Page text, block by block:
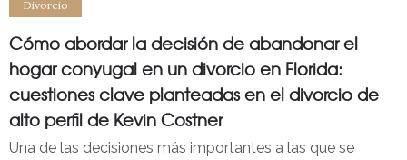
Divorcio
Cómo abordar la decisión de abandonar el
hogar conyugal en un divorcio en Florida:
cuestiones clave planteadas en el divorcio de
alto perfil de Kevin Costner
Una de las decisiones más importantes a las que se